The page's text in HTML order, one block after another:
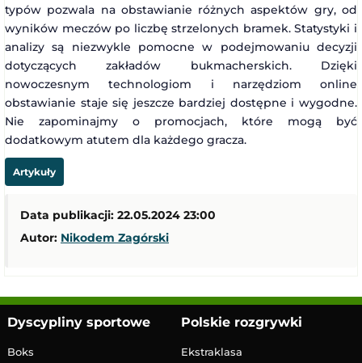
typów pozwala na obstawianie różnych aspektów gry, od
wyników meczów po liczbę strzelonych bramek. Statystyki i
analizy są niezwykle pomocne w podejmowaniu decyzji
dotyczących zakładów bukmacherskich. Dzięki
nowoczesnym technologiom i narzędziom online
obstawianie staje się jeszcze bardziej dostępne i wygodne.
Nie zapominajmy o promocjach, które mogą być
dodatkowym atutem dla każdego gracza.
Artykuły
Data publikacji: 22.05.2024 23:00
Autor: Nikodem Zagórski
Dyscypliny sportowe
Boks
Polskie rozgrywki
Ekstraklasa